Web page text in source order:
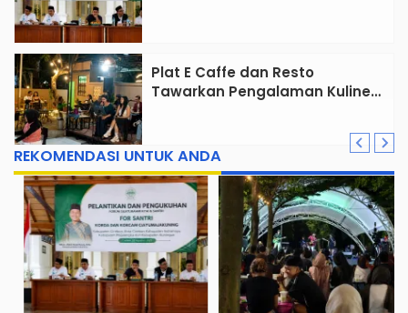
Plat E Caffe dan Resto
Tawarkan Pengalaman Kuliner
REKOMENDASI UNTUK ANDA